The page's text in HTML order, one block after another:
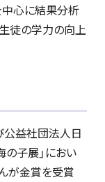
中心に結果分析
徒の学力の向上
公益社団法人日
子展」におい
が金賞を受賞